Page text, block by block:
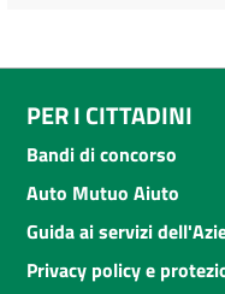
PER I CITTADINI
Bandi di concorso
Auto Mutuo Aiuto
Guida ai servizi
Privacy policy e